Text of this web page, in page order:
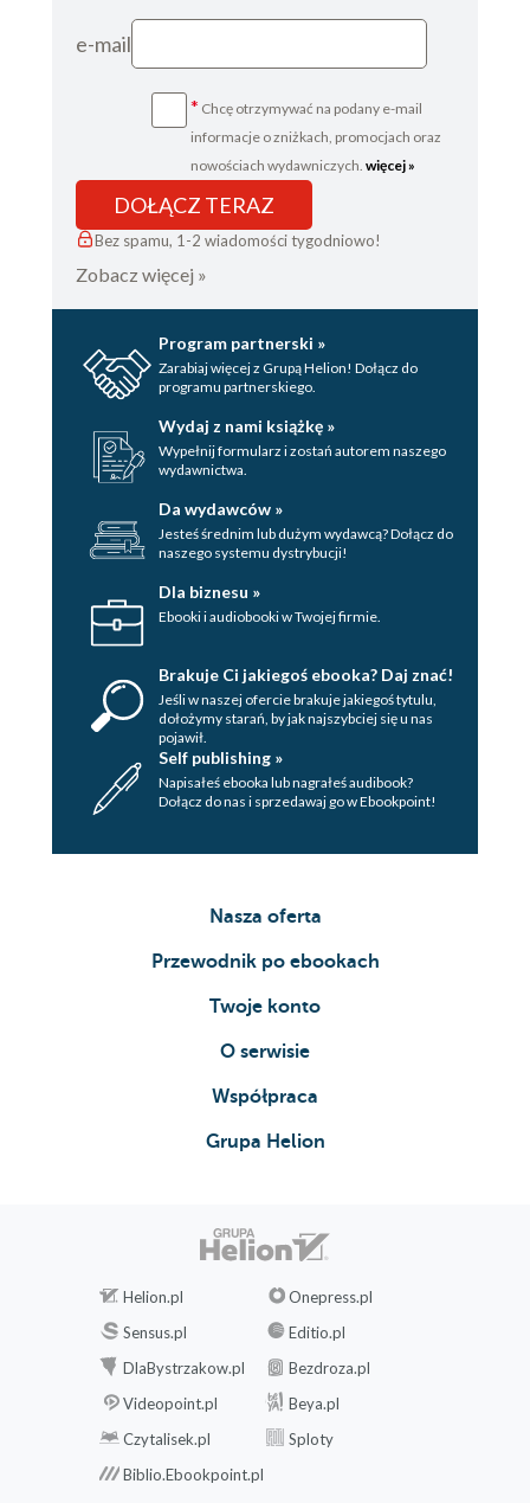
e-mail
* Chcę otrzymywać na podany e-mail
informacje o zniżkach, promocjach oraz
nowościach wydawniczych. więcej »
DOŁĄCZ TERAZ
Bez spamu, 1-2 wiadomości tygodniowo!
Zobacz więcej »
Program partnerski »
Zarabiaj więcej z Grupą Helion! Dołącz do
programu partnerskiego.
Wydaj z nami książkę »
Wypełnij formularz i zostań autorem naszego
wydawnictwa.
Da wydawców »
Jesteś średnim lub dużym wydawcą? Dołącz do
naszego systemu dystrybucji!
Dla biznesu »
Ebooki i audiobooki w Twojej firmie.
Brakuje Ci jakiegoś ebooka? Daj znać!
Jeśli w naszej ofercie brakuje jakiegoś tytulu,
dołożymy starań, by jak najszybciej się u nas
pojawił.
Self publishing »
Napisałeś ebooka lub nagrałeś audibook?
Dołącz do nas i sprzedawaj go w Ebookpoint!
Nasza oferta
Przewodnik po ebookach
Twoje konto
O serwisie
Współpraca
Grupa Helion
Helion.pl
Onepress.pl
Sensus.pl
Editio.pl
DlaBystrzakow.pl
Bezdroza.pl
Videopoint.pl
Beya.pl
Czytalisek.pl
Sploty
Biblio.Ebookpoint.pl